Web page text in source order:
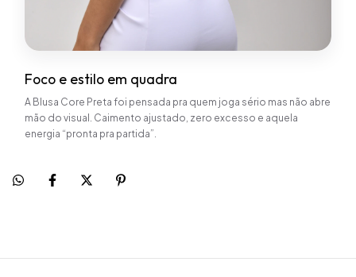
Foco e estilo em quadra
A Blusa Core Preta foi pensada pra quem joga sério mas não abre
mão do visual. Caimento ajustado, zero excesso e aquela
energia “pronta pra partida”.